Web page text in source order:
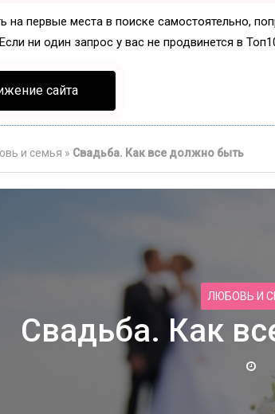
на первые места в поиске самостоятельно,
ни один запрос у вас не продвинется в
сайта
и семья » Свадьба. Как все должно быть
ЛЮБОВЬ И
Свадьба. Как